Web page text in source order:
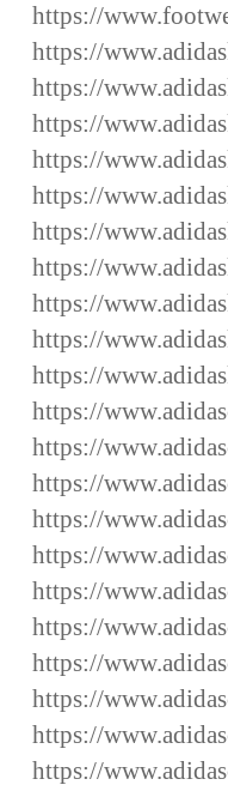
https://
https://
https://
https://
https://
https://
https://
https://
https://
https://
https://
https://
https://
https://
https://
https://
https://
https://
https://
https://
https://
https://